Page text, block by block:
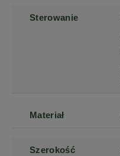
Sterowanie
Materiał
Szerokość